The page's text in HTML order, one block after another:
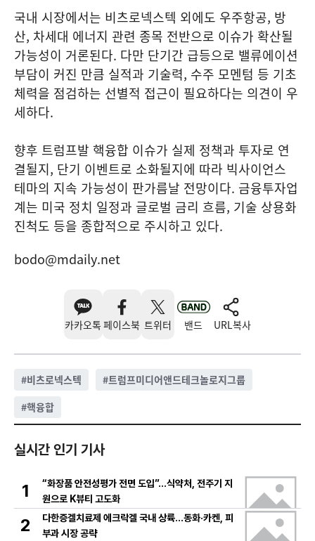
국내 시장에서는 비츠로넥스텍 외에도 우주항공, 방
산, 차세대 에너지 관련 종목 전반으로 이슈가 확산될
가능성이 거론된다. 다만 단기간 급등으로 밸류에이션
부담이 커진 만큼 실적과 기술력, 수주 모멘텀 등 기초
체력을 점검하는 선별적 접근이 필요하다는 의견이 우
세하다.
향후 트럼프발 핵융합 이슈가 실제 정책과 투자로 연
결될지, 단기 이벤트로 소화될지에 따라 빅사이언스
테마의 지속 가능성이 판가름날 전망이다. 금융투자업
계는 미국 정치 일정과 글로벌 금리 흐름, 기술 상용화
진척도 등을 종합적으로 주시하고 있다.
bodo@mdaily.net
카카오톡 페이스북 트위터 밴드 URL복사
#비츠로넥스텍 #트럼프미디어앤드테크놀로지그룹
#핵융합
실시간 인기 기사
1
“화장품 안전성평가 전면 도입”…식약처, 전주기 지
원으로 K뷰티 고도화
2
다한증겔치료제 에크락겔 국내 상륙…동화·카켄, 피
부과 시장 공략